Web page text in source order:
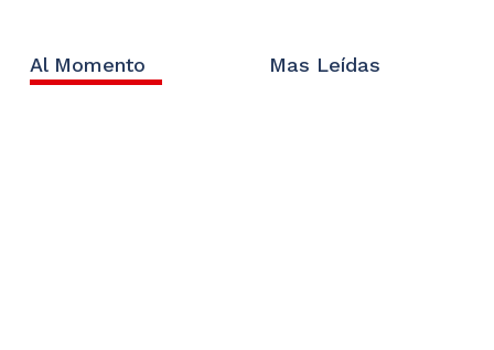
Al Momento Mas Leídas